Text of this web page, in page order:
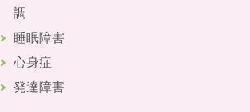
調
睡眠障害
心身症
発達障害